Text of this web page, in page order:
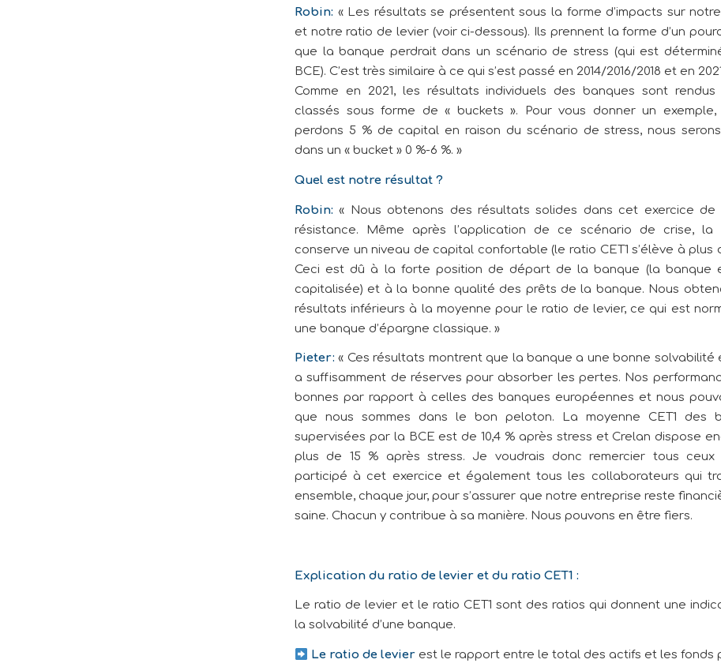
Robin: « Les résultats se présentent sous la forme d’impacts sur
et notre ratio de levier (voir ci-dessous). Ils prennent la forme d’un
que la banque perdrait dans un scénario de stress (qui est
BCE). C’est très similaire à ce qui s’est passé en 2014/2016/2018 et en
Comme en 2021, les résultats individuels des banques sont rendus
classés sous forme de « buckets ». Pour vous donner un exemple,
perdons 5 % de capital en raison du scénario de stress, nous
dans un « bucket » 0 %-6 %. »
Quel est notre résultat ?
Robin: « Nous obtenons des résultats solides dans cet exercice
résistance. Même après l’application de ce scénario de crise, la
conserve un niveau de capital confortable (le ratio CET1 s’élève à plus
Ceci est dû à la forte position de départ de la banque (la banque
capitalisée) et à la bonne qualité des prêts de la banque. Nous
résultats inférieurs à la moyenne pour le ratio de levier, ce qui est
une banque d’épargne classique. »
Pieter: « Ces résultats montrent que la banque a une bonne solvabilité
a suffisamment de réserves pour absorber les pertes. Nos
bonnes par rapport à celles des banques européennes et nous
que nous sommes dans le bon peloton. La moyenne CET1 des
supervisées par la BCE est de 10,4 % après stress et Crelan dispose
plus de 15 % après stress. Je voudrais donc remercier tous
participé à cet exercice et également tous les collaborateurs qui
ensemble, chaque jour, pour s’assurer que notre entreprise reste
saine. Chacun y contribue à sa manière. Nous pouvons en être fiers.
Explication du ratio de levier et du ratio CET1 :
Le ratio de levier et le ratio CET1 sont des ratios qui donnent une
la solvabilité d’une banque.
Le ratio de levierest le rapport entre le total des actifs et les fonds